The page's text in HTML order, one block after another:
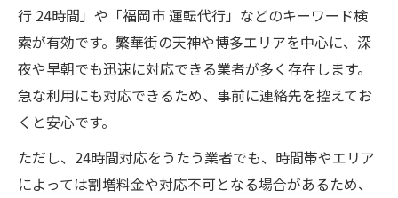
行 24時間」や「福岡市 運転代行」などのキーワード検
索が有効です。繁華街の天神や博多エリアを中心に、深
夜や早朝でも迅速に対応できる業者が多く存在します。
急な利用にも対応できるため、事前に連絡先を控えてお
くと安心です。
ただし、24時間対応をうたう業者でも、時間帯やエリア
によっては割増料金や対応不可となる場合があるため、